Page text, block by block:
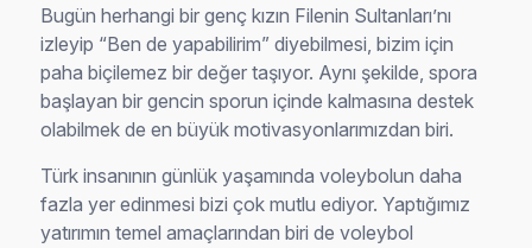
Bugün herhangi bir genç kızın Filenin Sultanları’nı
izleyip “Ben de yapabilirim” diyebilmesi, bizim için
paha biçilemez bir değer taşıyor. Aynı şekilde, spora
başlayan bir gencin sporun içinde kalmasına destek
olabilmek de en büyük motivasyonlarımızdan biri.
Türk insanının günlük yaşamında voleybolun daha
fazla yer edinmesi bizi çok mutlu ediyor. Yaptığımız
yatırımın temel amaçlarından biri de voleybol